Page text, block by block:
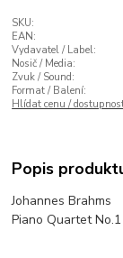
SKU:
EAN:
Vydavatel / Label:
Nosič / Media:
Zvuk / Sound:
Format / Balení:
Hlídat cenu /
Popis
Johannes Brahms
Piano Quartet